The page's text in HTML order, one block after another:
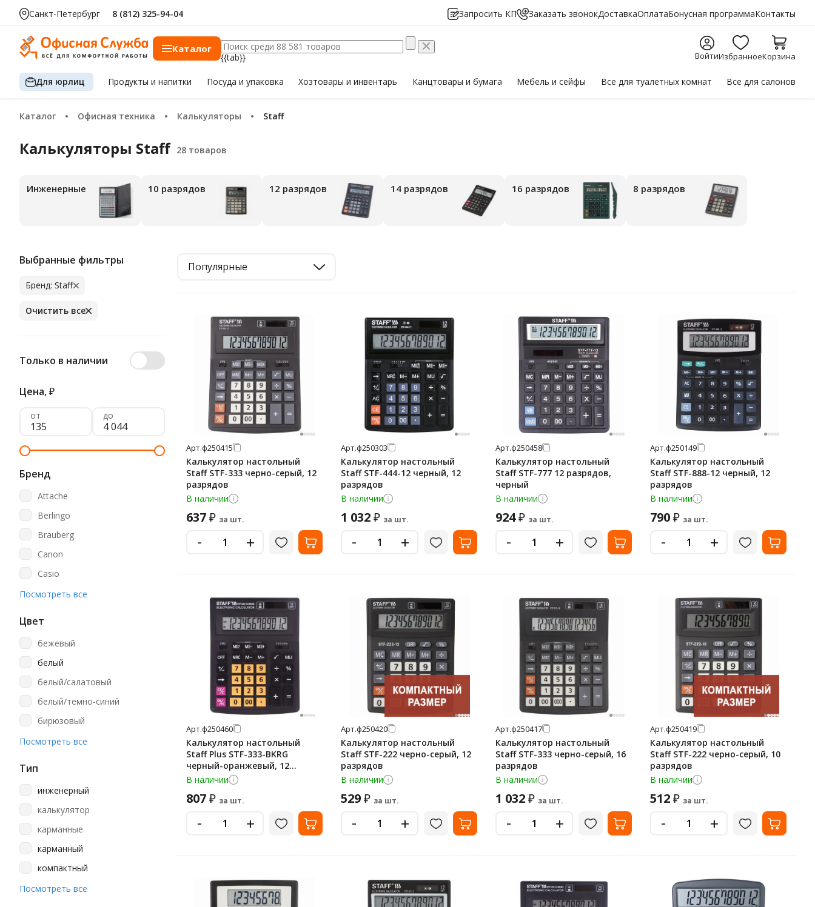
Санкт-Петербург 8 (812) 325-94-04 Запросить КП Заказать звонокДоставкаОплатаБонусная программаКонтакты
Каталог
{{tab}} ВойтиИзбранноеКорзина
Для юрлиц Продуктыи напитки Посуда и упаковка Хозтоварыи инвентарь Канцтовары и бумага Мебельи сейфы Все для туалетных комнат Все для салонов
Каталог Офисная техника Калькуляторы Staff
Калькуляторы Staff
Инженерные 10 разрядов 12 разрядов 14 разрядов 16 разрядов 8 разрядов
Выбранные фильтры
Бренд: Staff
Очистить все
Только в наличии
Цена,₽
от до
Бренд
Attache
Berlingo
Brauberg
Canon
Casio
Citizen
Посмотреть все
Цвет
бежевый
белый
белый/салатовый
белый/темно-синий
бирюзовый
бордовый
зеленый
золотистый
красный
мятный
розовый
Посмотреть все
Тип
инженерный
калькулятор
карманные
карманный
компактный
настольные
Посмотреть все
Популярные
Арт.ф250415
Калькулятор настольный
Staff STF-333 черно-серый, 12
разрядов
В наличии
637₽ за шт.
- +
Арт.ф250303
Калькулятор настольный
Staff STF-444-12 черный, 12
разрядов
В наличии
1 032₽ за шт.
- +
Арт.ф250458
Калькулятор настольный
Staff STF-777 12 разрядов,
черный
В наличии
924₽ за шт.
- +
Арт.ф250149
Калькулятор настольный
Staff STF-888-12 черный, 12
разрядов
В наличии
790₽ за шт.
- +
Арт.ф250460
Калькулятор настольный
Staff Plus STF-333-BKRG
черный-оранжевый, 12
разрядов
В наличии
807₽ за шт.
- +
Арт.ф250420
Калькулятор настольный
Staff STF-222 черно-серый, 12
разрядов
В наличии
529₽ за шт.
- +
Арт.ф250417
Калькулятор настольный
Staff STF-333 черно-серый, 16
разрядов
В наличии
1 032₽ за шт.
- +
Арт.ф250419
Калькулятор настольный
Staff STF-222 черно-серый, 10
разрядов
В наличии
512₽ за шт.
- +